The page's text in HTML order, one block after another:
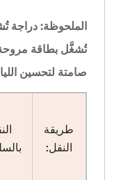
الملحوظة: دراجة
تُشغَّل بطاقة مروحة
صامتة لتحسين
طريقة
النقل: